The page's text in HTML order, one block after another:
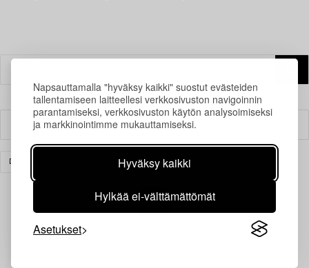
Napsauttamalla "hyväksy kaikki" suostut evästeiden
tallentamiseen laitteellesi verkkosivuston navigoinnin
parantamiseksi, verkkosivuston käytön analysoimiseksi
ja markkinointimme mukauttamiseksi.
Hyväksy kaikki
Hylkää ei-välttämättömät
Asetukset
Suodatin
TYHJENNÄ KAIKKI
Juuri nyt ei löytynyt hakuasi vastaavia kohteita.